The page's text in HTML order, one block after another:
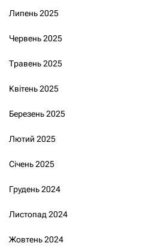
Липень 2025
Червень 2025
Травень 2025
Квітень 2025
Березень 2025
Лютий 2025
Січень 2025
Грудень 2024
Листопад 2024
Жовтень 2024